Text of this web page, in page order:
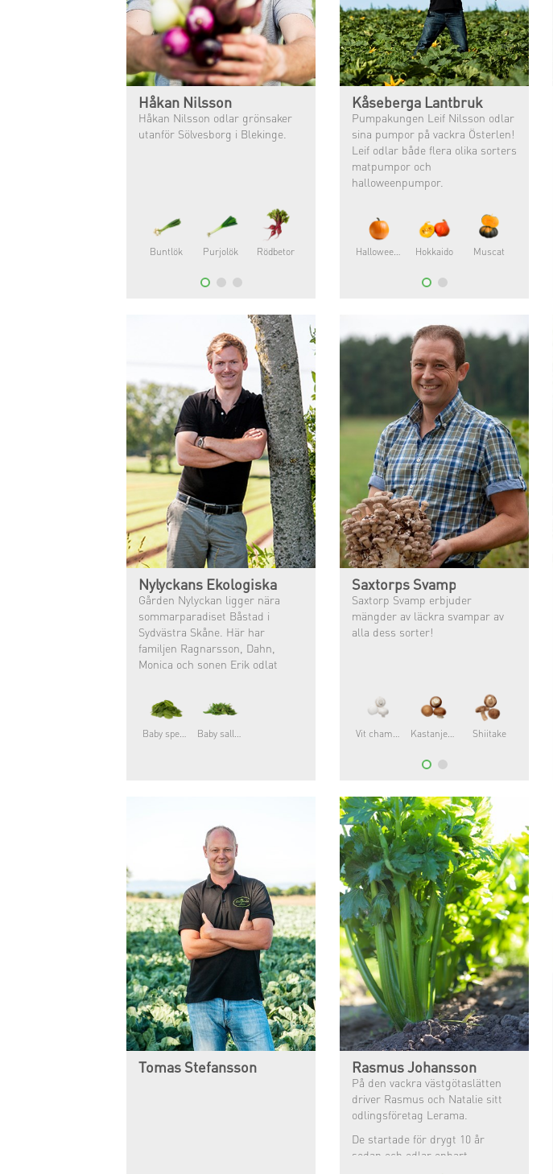
Håkan Nilsson
Håkan Nilsson odlar grönsaker
utanför Sölvesborg i Blekinge.
Buntlök Purjolök Rödbetor
Kåseberga Lantbruk
Pumpakungen Leif Nilsson odlar
sina pumpor på vackra Österlen!
Leif odlar både flera olika sorters
matpumpor och
halloweenpumpor. ⠀
har alltid tyckt att det varit roligt
och ville därför odla själv!
Hokkaido Muscat
Nylyckans Ekologiska
Gården Nylyckan ligger nära
sommarparadiset Båstad i
Sydvästra Skåne. Här har
familjen Ragnarsson, Dahn,
Monica och sonen Erik odlat
tog over Dahns fädersgård.
Saxtorps Svamp
Saxtorp Svamp erbjuder
mängder av läckra svampar av
alla dess sorter!
Shiitake
Tomas Stefansson Rasmus Johansson
På den vackra västgötaslätten
driver Rasmus och Natalie sitt
odlingsföretag Lerama.
De startade för drygt 10 år
sedan och odlar enbart